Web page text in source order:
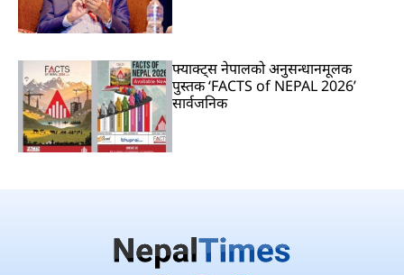
फ्याक्ट्स नेपालको अनुसन्धानमूलक
पुस्तक ‘FACTS of NEPAL 2026’
सार्वजनिक